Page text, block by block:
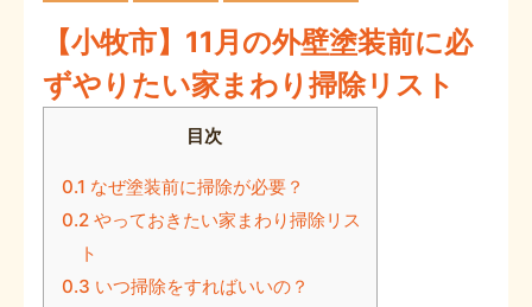
【小牧市】11月の外壁塗装前に必
ずやりたい家まわり掃除リスト
目次
0.1 なぜ塗装前に掃除が必要？
0.2 やっておきたい家まわり掃除リス
ト
0.3 いつ掃除をすればいいの？